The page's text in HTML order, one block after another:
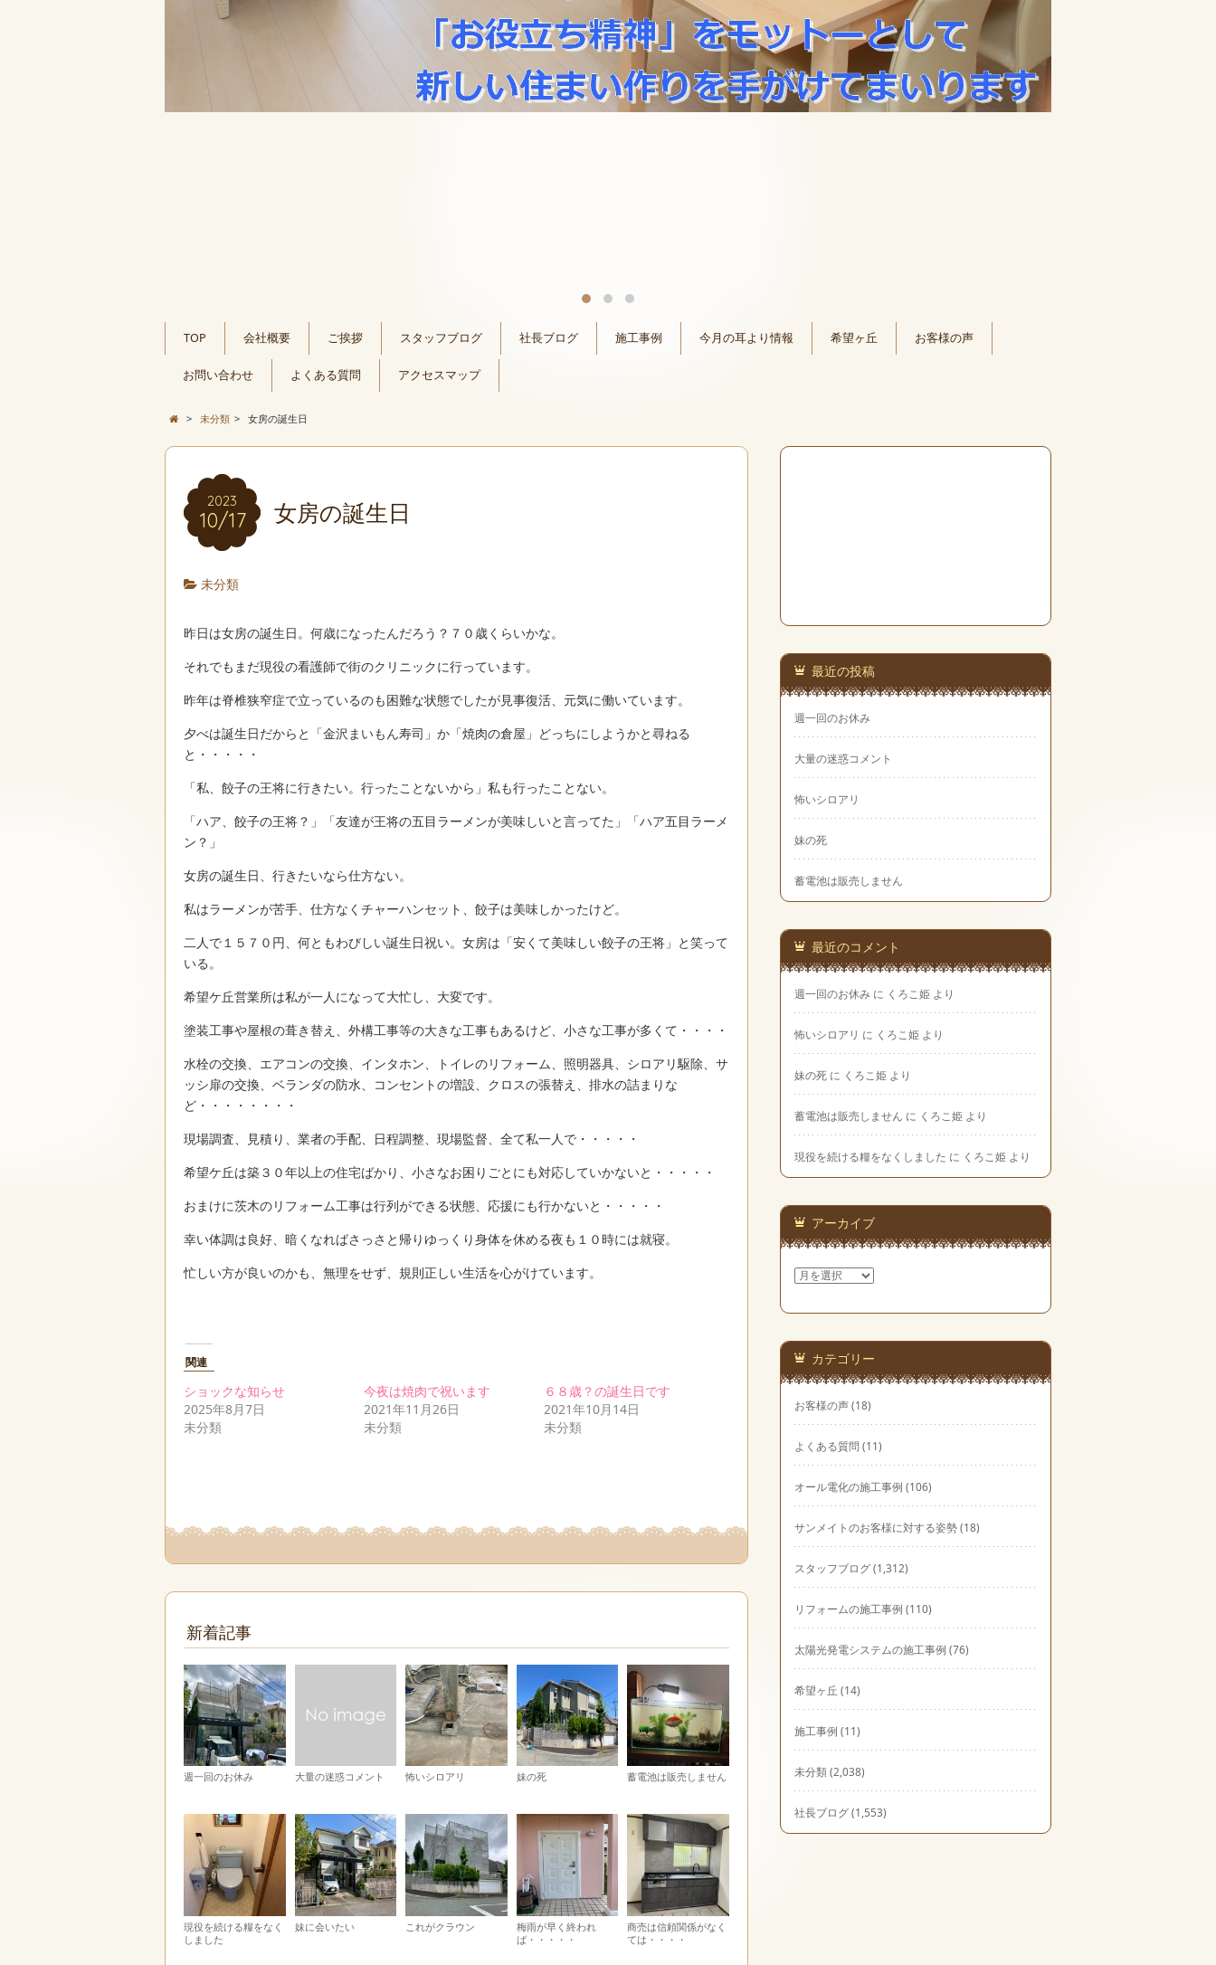
TOP 会社概要 ご挨拶 スタッフブログ 社長ブログ 施工事例 今月の耳より情報 希望ヶ丘 お客様の声
お問い合わせ よくある質問 アクセスマップ
> 未分類 > 女房の誕生日
2023
10/17 女房の誕生日
未分類
昨日は女房の誕生日。何歳になったんだろう？７０歳くらいかな。
それでもまだ現役の看護師で街のクリニックに行っています。
昨年は脊椎狭窄症で立っているのも困難な状態でしたが見事復活、元気に働いています。
夕べは誕生日だからと「金沢まいもん寿司」か「焼肉の倉屋」どっちにしようかと尋ねる
と・・・・・
「私、餃子の王将に行きたい。行ったことないから」私も行ったことない。
「ハア、餃子の王将？」「友達が王将の五目ラーメンが美味しいと言ってた」「ハア五目ラーメ
ン？」
女房の誕生日、行きたいなら仕方ない。
私はラーメンが苦手、仕方なくチャーハンセット、餃子は美味しかったけど。
二人で１５７０円、何ともわびしい誕生日祝い。女房は「安くて美味しい餃子の王将」と笑って
いる。
希望ケ丘営業所は私が一人になって大忙し、大変です。
塗装工事や屋根の葺き替え、外構工事等の大きな工事もあるけど、小さな工事が多くて・・・・
水栓の交換、エアコンの交換、インタホン、トイレのリフォーム、照明器具、シロアリ駆除、サ
ッシ扉の交換、ベランダの防水、コンセントの増設、クロスの張替え、排水の詰まりな
ど・・・・・・・・
現場調査、見積り、業者の手配、日程調整、現場監督、全て私一人で・・・・・
希望ケ丘は築３０年以上の住宅ばかり、小さなお困りごとにも対応していかないと・・・・・
おまけに茨木のリフォーム工事は行列ができる状態、応援にも行かないと・・・・・
幸い体調は良好、暗くなればさっさと帰りゆっくり身体を休める夜も１０時には就寝。
忙しい方が良いのかも、無理をせず、規則正しい生活を心がけています。
関連
ショックな知らせ
2025年8月7日
未分類
今夜は焼肉で祝います
2021年11月26日
未分類
６８歳？の誕生日です
2021年10月14日
未分類
新着記事
週一回のお休み 大量の迷惑コメント 怖いシロアリ 妹の死 蓄電池は販売しません
現役を続ける糧をなく
しました
妹に会いたい これがクラウン
梅雨が早く終われ
ば・・・・・
商売は信頼関係がなく
ては・・・・
最近の投稿
週一回のお休み
大量の迷惑コメント
怖いシロアリ
妹の死
蓄電池は販売しません
最近のコメント
週一回のお休み に くろこ姫 より
怖いシロアリ に くろこ姫 より
妹の死 に くろこ姫 より
蓄電池は販売しません に くろこ姫 より
現役を続ける糧をなくしました に くろこ姫 より
アーカイブ
ア
ー
イ
カテゴリー
お客様の声(18)
よくある質問(11)
オール電化の施工事例 (106)
サンメイトのお客様に対する姿勢(18)
スタッフブログ(1,312)
リフォームの施工事例 (110)
太陽光発電システムの施工事例 (76)
希望ヶ丘 (14)
施工事例 (11)
未分類(2,038)
社長ブログ(1,553)